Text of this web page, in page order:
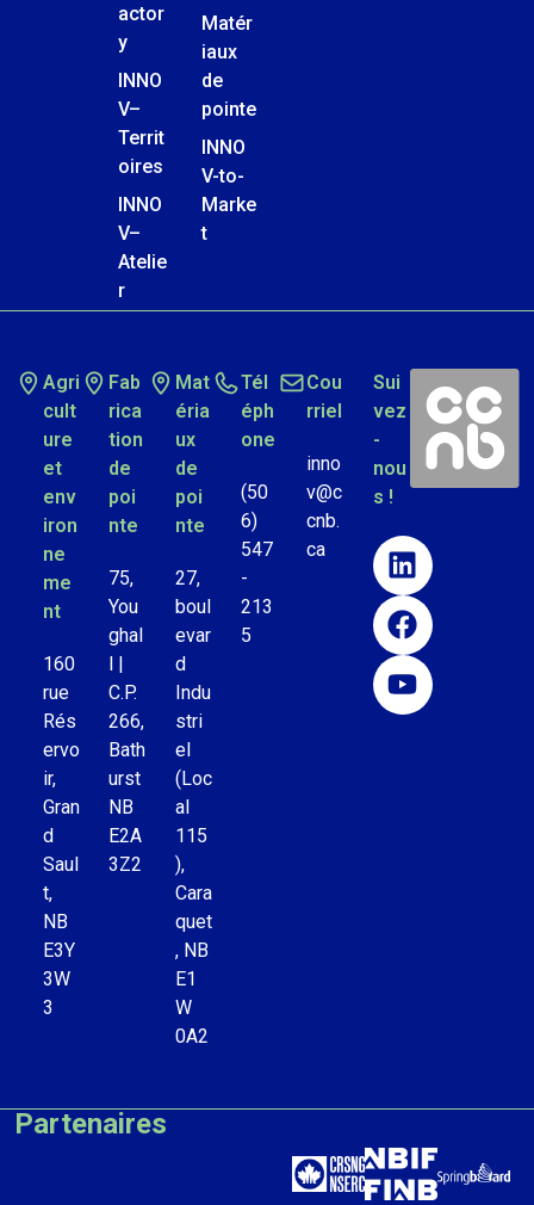
actor
y
INNO
V–
Territ
oires
INNO
V–
Atelie
r
Matér
iaux
de
pointe
INNO
V-to-
Marke
t
Agri
cult
ure
et
env
iron
ne
me
nt
160
rue
Rés
ervo
ir,
Gran
d
Saul
t,
NB
E3Y
3W
3
Fab
rica
tion
de
poi
nte
75,
You
ghal
l |
C.P.
266,
Bath
urst
NB
E2A
3Z2
Mat
éria
ux
de
poi
nte
27,
boul
evar
d
Indu
stri
el
(Loc
al
115
),
Cara
quet
, NB
E1
W
0A2
Tél
éph
one
(50
6)
547
-
213
5
Cou
rriel
inno
v@c
cnb.
ca
Sui
vez
-
nou
s !
Partenaires